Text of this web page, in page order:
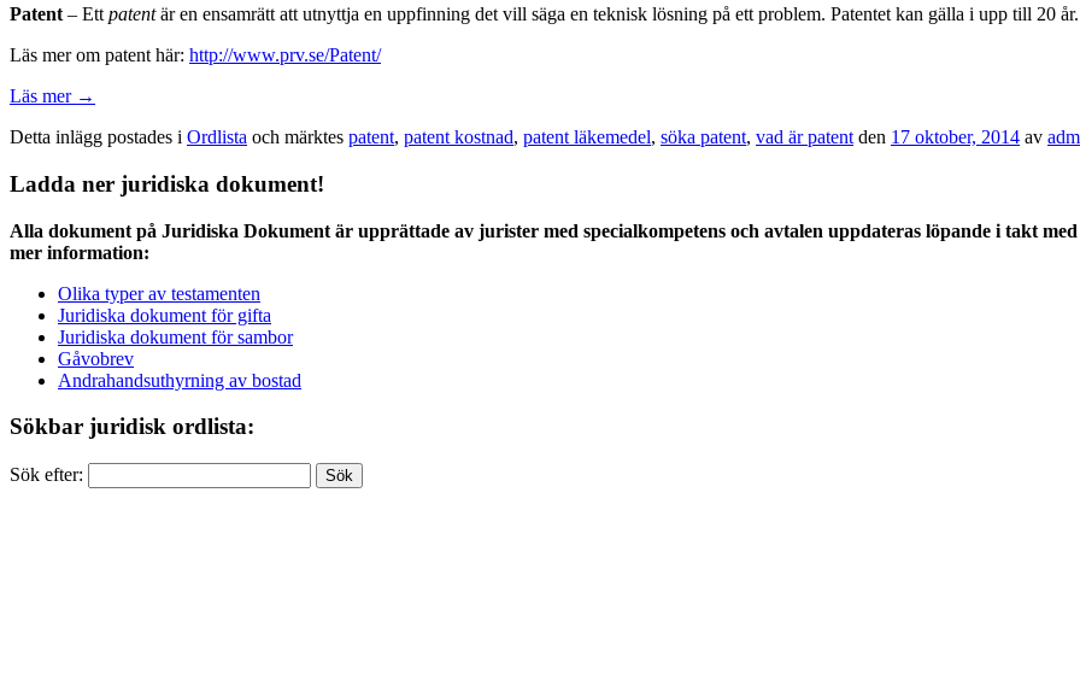
Patent – Ett patentär en ensamrätt att utnyttja en uppfinning det vill säga en teknisk lösning på ett problem. Patentet kan gälla i upp till 20 år.
Läs mer om patent här: http://www.prv.se/Patent/
Läs mer →
Detta inlägg postades i Ordlista och märktes patent, patent kostnad, patent läkemedel, söka patent, vad är patent den 17 oktober, 2014 av
Ladda ner juridiska dokument!
Alla dokument på Juridiska Dokument är upprättade av jurister med specialkompetens och avtalen uppdateras löpande i takt
mer information:
Olika typer av testamenten
Juridiska dokument för gifta
Juridiska dokument för sambor
Gåvobrev
Andrahandsuthyrning av bostad
Sökbar juridisk ordlista:
Sök efter: